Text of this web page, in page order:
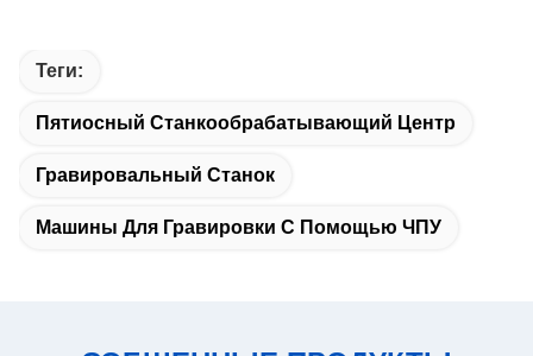
Теги:
Пятиосный Станкообрабатывающий Центр
Гравировальный Станок
Машины Для Гравировки С Помощью ЧПУ